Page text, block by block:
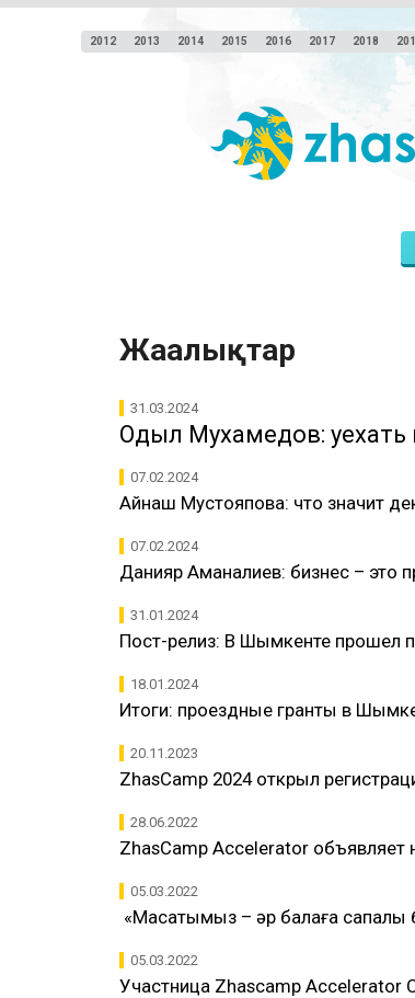
2012 2013 2014 2015 2016 2017 2018
Жаңалықтар
31.03.2024
Одыл Мухамедов: уехать
07.02.2024
Айнаш Мустояпова: что значит
07.02.2024
Данияр Аманалиев: бизнес – это
31.01.2024
Пост-релиз: В Шымкенте прошел
18.01.2024
Итоги: проездные гранты в
20.11.2023
ZhasCamp 2024 открыл
28.06.2022
ZhasCamp Accelerator объявляет
05.03.2022
«Мақсатымыз – әр балаға
05.03.2022
Участница Zhascamp Accelerator